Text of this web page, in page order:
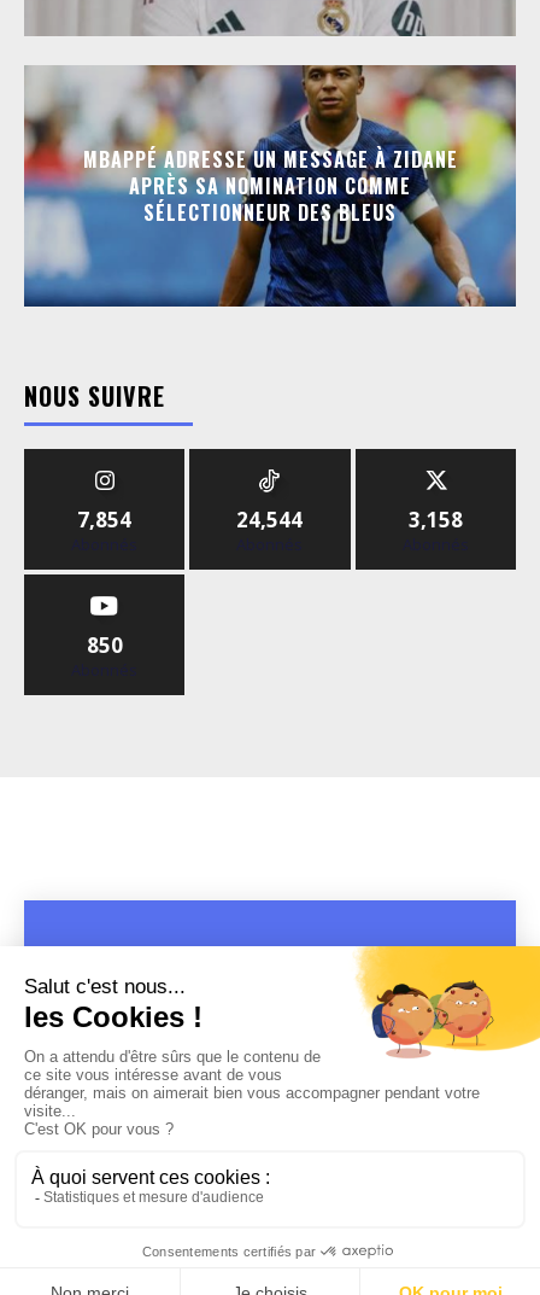
MBAPPÉ ADRESSE UN MESSAGE À ZIDANE
APRÈS SA NOMINATION COMME
SÉLECTIONNEUR DES BLEUS
NOUS SUIVRE
7,854
Abonnés
24,544
Abonnés
3,158
Abonnés
850
Abonnés
MENTIONS LÉGALES-POLITIQUE DE CONFIDENTIALITÉ